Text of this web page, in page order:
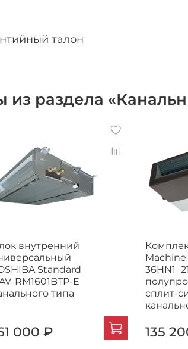
талон
из раздела
внутренний
Standard
RM1601BTP-E
типа
000 ₽
Machine
сплит-
135